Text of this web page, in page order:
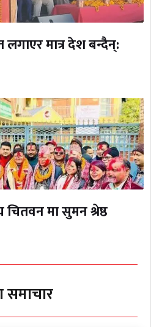
मात्र देश बन्दैन्:
मा सुमन श्रेष्ठ
समाचार